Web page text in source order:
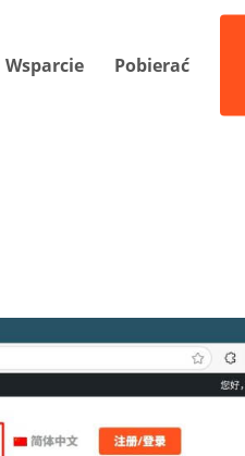
Wsparcie Pobierać